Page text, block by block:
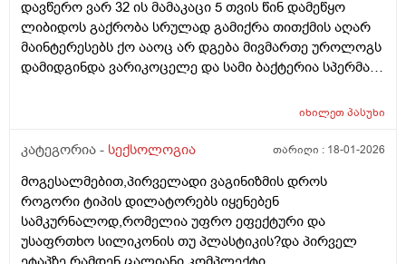
დავწერო ვარ 32 ის მამაკაცი 5 თვის წინ დამეწყო
ლიბიდოს გაქრობა სრულად გამიქრა თითქმის აღარ
მაინტერესებს ქო ააოც არ დგება მივმართე უროლოგს
დამიდგინდა ვარიკოცელე და სამი ბაქტერია სპერმაში
ოსევ ისე ვარ მაინტერესებს რისგან იქნება
რომ ვარიკოცელე იწვევდეს ასეთ მდგომარეიბას ან
,მადლობა წიმასწარ
იხილეთპასუხი
კატეგორია - სექსოლოგია თარიღი : 18-01-2026
მოგესალმებით,პირველადი ვაგინიზმის დროს
როგორი ტიპის დილატორებს იყენებენ
სამკურნალოდ,რომელია უფრო ეფექტური და
უსაფრთხო სილიკონის თუ პლასტიკის?და პირველ